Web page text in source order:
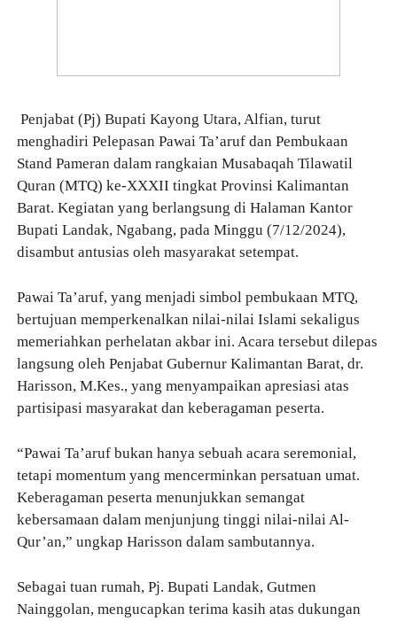
Penjabat (Pj) Bupati Kayong Utara, Alfian, turut
menghadiri Pelepasan Pawai Ta’aruf dan Pembukaan
Stand Pameran dalam rangkaian Musabaqah Tilawatil
Quran (MTQ) ke-XXXII tingkat Provinsi Kalimantan
Barat. Kegiatan yang berlangsung di Halaman Kantor
Bupati Landak, Ngabang, pada Minggu (7/12/2024),
disambut antusias oleh masyarakat setempat.
Pawai Ta’aruf, yang menjadi simbol pembukaan MTQ,
bertujuan memperkenalkan nilai-nilai Islami sekaligus
memeriahkan perhelatan akbar ini. Acara tersebut dilepas
langsung oleh Penjabat Gubernur Kalimantan Barat, dr.
Harisson, M.Kes., yang menyampaikan apresiasi atas
partisipasi masyarakat dan keberagaman peserta.
“Pawai Ta’aruf bukan hanya sebuah acara seremonial,
tetapi momentum yang mencerminkan persatuan umat.
Keberagaman peserta menunjukkan semangat
kebersamaan dalam menjunjung tinggi nilai-nilai Al-
Qur’an,” ungkap Harisson dalam sambutannya.
Sebagai tuan rumah, Pj. Bupati Landak, Gutmen
Nainggolan, mengucapkan terima kasih atas dukungan